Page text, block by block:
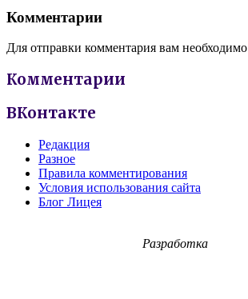
Комментарии
Для отправки комментария вам необходимо
Комментарии
ВКонтакте
Редакция
Разное
Правила комментирования
Условия использования сайта
Блог Лицея
Разработка